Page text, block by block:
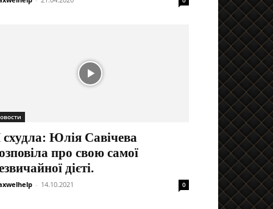
Юлія Савічева
про свою самої
дієті.
- 14.10.2021 0